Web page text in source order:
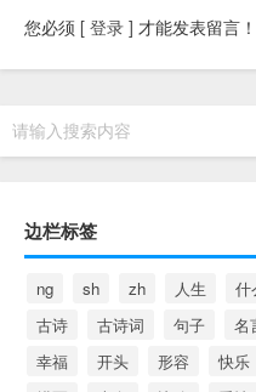
您必须 [ 登录 ] 才能发表留言！
请输入搜索内容
边栏标签
ng sh zh 人生 什
古诗
古诗词 句子 名
幸福
开头 形容 快乐